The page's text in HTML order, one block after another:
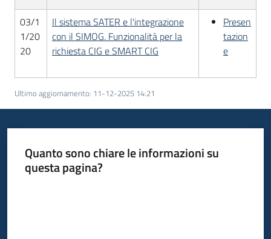
03/1
1/20
20
Il sistema SATER e l'integrazione
con il SIMOG. Funzionalità per la
richiesta CIG e SMART CIG
Presen
tazion
e
Ultimo aggiornamento: 11-12-2025 14:21
Quanto sono chiare le informazioni su
questa pagina?